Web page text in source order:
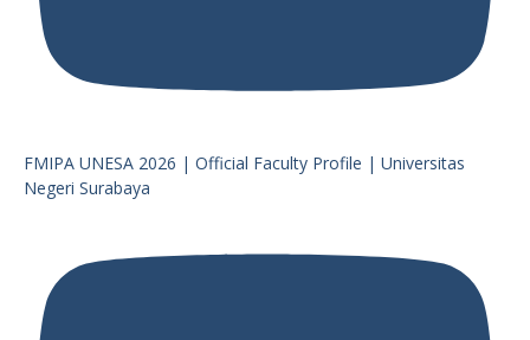
FMIPA UNESA 2026 | Official Faculty Profile | Universitas
Negeri Surabaya